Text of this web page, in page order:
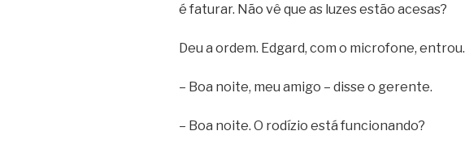
é faturar. Não vê que as luzes estão acesas?
Deu a ordem. Edgard, com o microfone, entrou.
– Boa noite, meu amigo – disse o gerente.
– Boa noite. O rodízio está funcionando?